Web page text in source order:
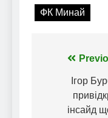
ФК Минай
записів
Ігор
інсайд